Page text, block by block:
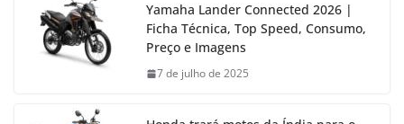
Yamaha Lander Connected 2026 |
Ficha Técnica, Top Speed, Consumo,
Preço e Imagens
7 de julho de 2025